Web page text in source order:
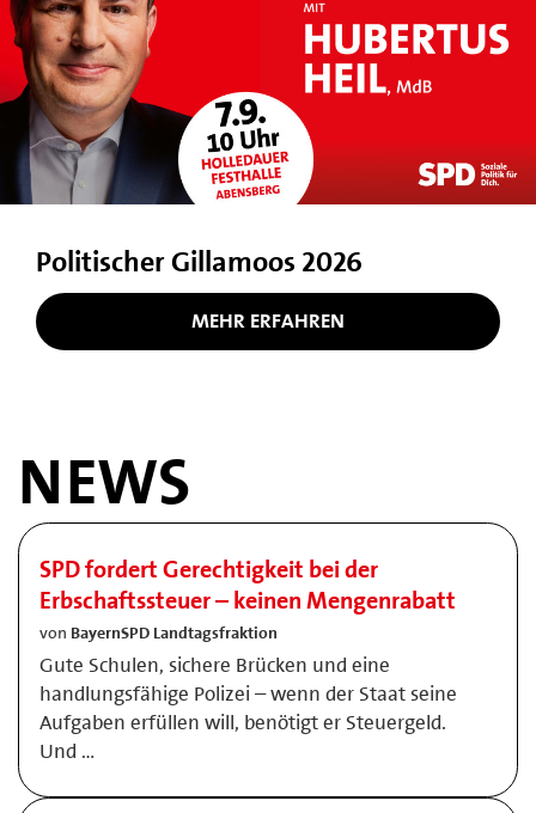
Politischer Gillamoos 2026
MEHR ERFAHREN
NEWS
SPD fordert Gerechtigkeit bei der
Erbschaftssteuer – keinen Mengenrabatt
von BayernSPD Landtagsfraktion
Gute Schulen, sichere Brücken und eine
handlungsfähige Polizei – wenn der Staat seine
Aufgaben erfüllen will, benötigt er Steuergeld.
Und …